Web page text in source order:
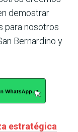
demostrar
para nosotros
Bernardino y
estratégica